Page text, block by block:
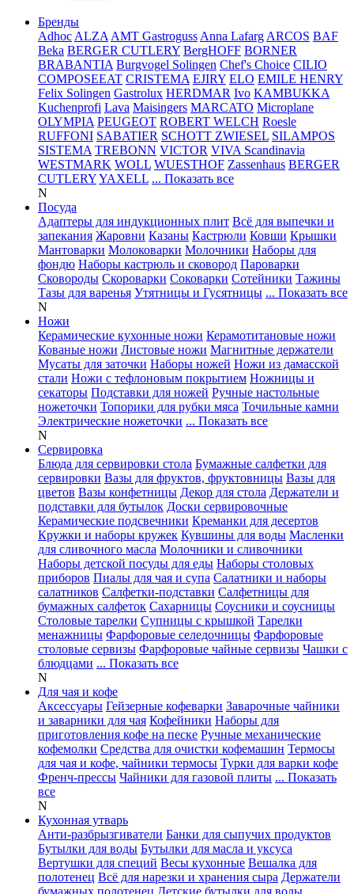
Бренды
Adhoc ALZA AMT Gastroguss Anna Lafarg ARCOS BAF
Beka BERGER CUTLERY BergHOFF BORNER
BRABANTIA Burgvogel Solingen Chef's Choice CILIO
COMPOSEEAT CRISTEMA EJIRY ELO EMILE HENRY
Felix Solingen Gastrolux HERDMAR Ivo KAMBUKKA
Kuchenprofi Lava Maisingers MARCATO Microplane
OLYMPIA PEUGEOT ROBERT WELCH Roesle
RUFFONI SABATIER SCHOTT ZWIESEL SILAMPOS
SISTEMA TREBONN VICTOR VIVA Scandinavia
WESTMARK WOLL WUESTHOF Zassenhaus BERGER
CUTLERYYAXELL ... Показать все
N
Посуда
Адаптеры для индукционных плит Всё для выпечки и
запекания Жаровни Казаны Кастрюли Ковши Крышки
Мантоварки Молоковарки Молочники Наборы для
фондю Наборы кастрюль и сковород Пароварки
Сковороды Скороварки Соковарки Сотейники Тажины
Тазы для варенья Утятницы и Гусятницы ... Показать все
N
Ножи
Керамические кухонные ножи Керамотитановые ножи
Кованые ножи Листовые ножи Магнитные держатели
Мусаты для заточки Наборы ножей Ножи из дамасской
стали Ножи с тефлоновым покрытием Ножницы и
секаторы Подставки для ножей Ручные настольные
ножеточки Топорики для рубки мяса Точильные камни
Электрические ножеточки ... Показать все
N
Сервировка
Блюда для сервировки стола Бумажные салфетки для
сервировки Вазы для фруктов, фруктовницы Вазы для
цветов Вазы конфетницы Декор для стола Держатели и
подставки для бутылок Доски сервировочные
Керамические подсвечники Креманки для десертов
Кружки и наборы кружек Кувшины для воды Масленки
для сливочного масла Молочники и сливочники
Наборы детской посуды для еды Наборы столовых
приборов Пиалы для чая и супа Салатники и наборы
салатников Салфетки-подставки Салфетницы для
бумажных салфеток Сахарницы Соусники и соусницы
Столовые тарелки Супницы с крышкой Тарелки
менажницы Фарфоровые селедочницы Фарфоровые
столовые сервизы Фарфоровые чайные сервизы Чашки с
блюдцами ... Показать все
N
Для чая и кофе
Аксессуары Гейзерные кофеварки Заварочные чайники
и заварники для чая Кофейники Наборы для
приготовления кофе на песке Ручные механические
кофемолки Средства для очистки кофемашин Термосы
для чая и кофе, чайники термосы Турки для варки кофе
Френч-прессы Чайники для газовой плиты ... Показать
все
N
Кухонная утварь
Анти-разбрызгиватели Банки для сыпучих продуктов
Бутылки для воды Бутылки для масла и уксуса
Вертушки для специй Весы кухонные Вешалка для
полотенец Всё для нарезки и хранения сыра Держатели
бумажных полотенец Детские бутылки для воды